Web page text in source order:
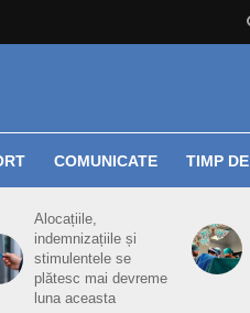
COMUNICATE TIMP
Alocațiile,
indemnizațiile și
stimulentele se
plătesc mai devreme
luna aceasta